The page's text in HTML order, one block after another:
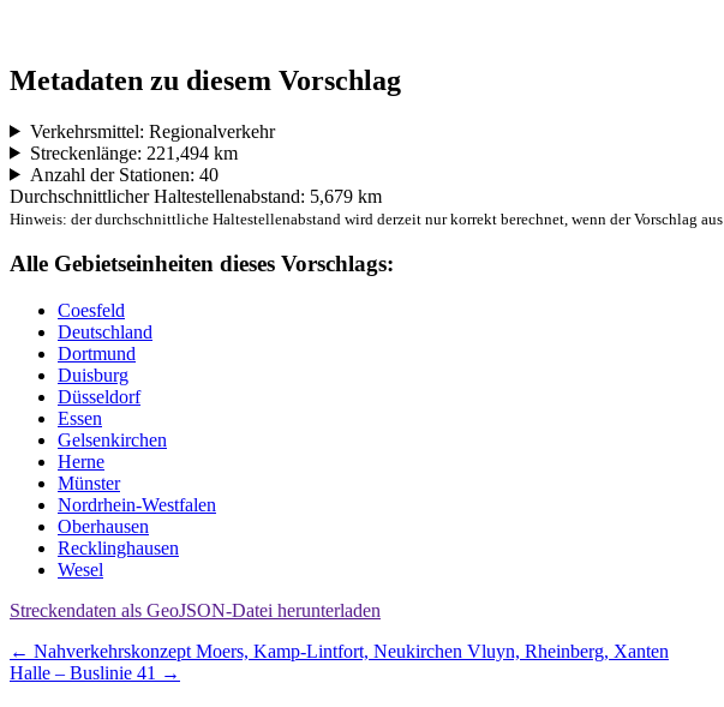
Metadaten zu diesem Vorschlag
Verkehrsmittel: Regionalverkehr
Streckenlänge: 221,494 km
Anzahl der Stationen: 40
Durchschnittlicher Haltestellenabstand: 5,679 km
Hinweis: der durchschnittliche Haltestellenabstand wird derzeit nur korrekt berechnet, wenn der Vorschlag
Alle Gebietseinheiten dieses Vorschlags:
Coesfeld
Deutschland
Dortmund
Duisburg
Düsseldorf
Essen
Gelsenkirchen
Herne
Münster
Nordrhein-Westfalen
Oberhausen
Recklinghausen
Wesel
Streckendaten als GeoJSON-Datei herunterladen
Beitragsnavigation
← Nahverkehrskonzept Moers, Kamp-Lintfort, Neukirchen Vluyn, Rheinberg, Xanten
Halle – Buslinie 41 →